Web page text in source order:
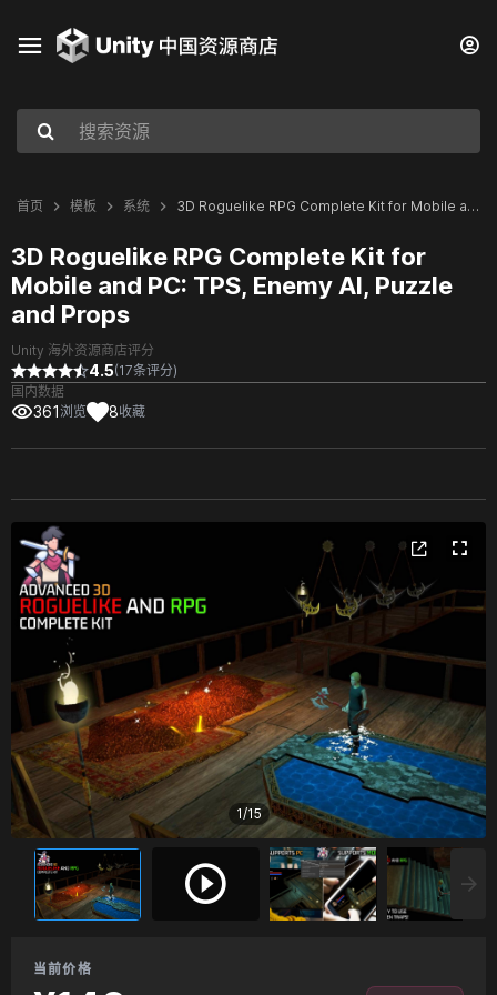
首页 模板 系统 3D Roguelike RPG Complete Kit for Mobile and PC: TPS, Enemy AI, Puzzle and Props
3D Roguelike RPG Complete Kit for
Mobile and PC: TPS, Enemy AI, Puzzle
and Props
Unity 海外资源商店评分
4.5(17条评分)
国内数据
361浏览 8收藏
1/15
当前价格